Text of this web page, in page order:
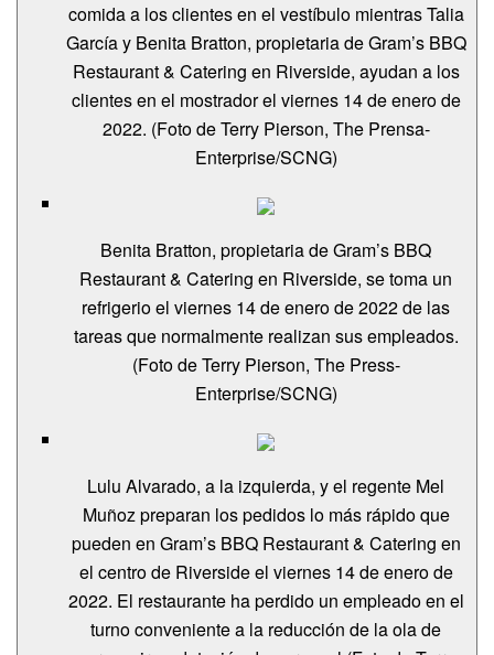
comida a los clientes en el vestíbulo mientras Talia
García y Benita Bratton, propietaria de Gram’s BBQ
Restaurant & Catering en Riverside, ayudan a los
clientes en el mostrador el viernes 14 de enero de
2022. (Foto de Terry Pierson, The Prensa-
Enterprise/SCNG)
Benita Bratton, propietaria de Gram’s BBQ
Restaurant & Catering en Riverside, se toma un
refrigerio el viernes 14 de enero de 2022 de las
tareas que normalmente realizan sus empleados.
(Foto de Terry Pierson, The Press-
Enterprise/SCNG)
Lulu Alvarado, a la izquierda, y el regente Mel
Muñoz preparan los pedidos lo más rápido que
pueden en Gram’s BBQ Restaurant & Catering en
el centro de Riverside el viernes 14 de enero de
2022. El restaurante ha perdido un empleado en el
turno conveniente a la reducción de la ola de